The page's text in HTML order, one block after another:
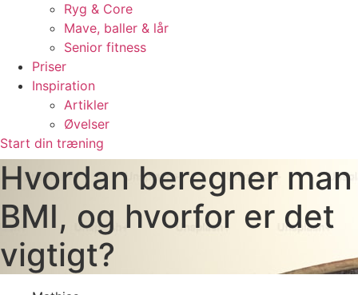
Ryg & Core
Mave, baller & lår
Senior fitness
Priser
Inspiration
Artikler
Øvelser
Start din træning
Hvordan beregner man
BMI, og hvorfor er det
vigtigt?